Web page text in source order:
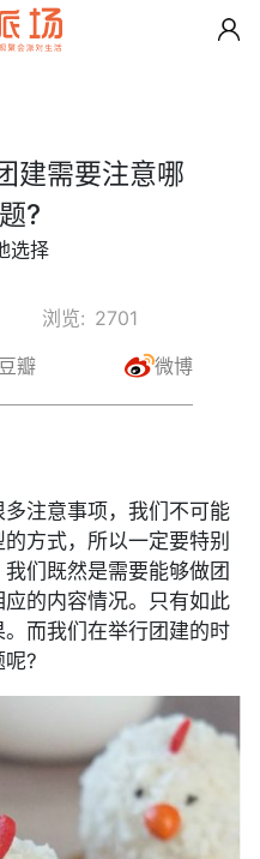
建需要注意哪
?
选择
浏览: 2701
豆瓣 微博
多注意事项，我们不可能
方式，所以一定要特别
们既然是需要能够做团
的内容情况。只有如此
而我们在举行团建的时
呢?